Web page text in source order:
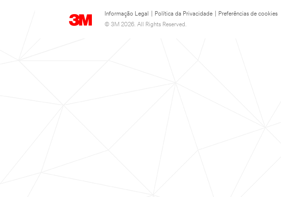
Informação Legal Política da Privacidade
Preferências de cookies
© 3M 2026. All Rights Reserved.